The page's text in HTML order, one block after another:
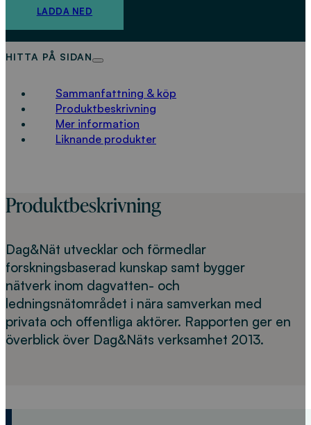
LADDA NED
HITTA PÅ SIDAN
Sammanfattning & köp
Produktbeskrivning
Mer information
Liknande produkter
Produktbeskrivning
Dag&Nät utvecklar och förmedlar
forskningsbaserad kunskap samt bygger
nätverk inom dagvatten- och
ledningsnätområdet i nära samverkan med
privata och offentliga aktörer. Rapporten ger en
överblick över Dag&Näts verksamhet 2013.